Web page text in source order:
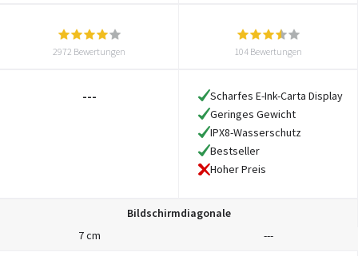
2972 Bewertungen 104 Bewertungen
---
Scharfes E-Ink-Carta Display
Geringes Gewicht
IPX8-Wasserschutz
Bestseller
Hoher Preis
Bildschirmdiagonale
7 cm
---